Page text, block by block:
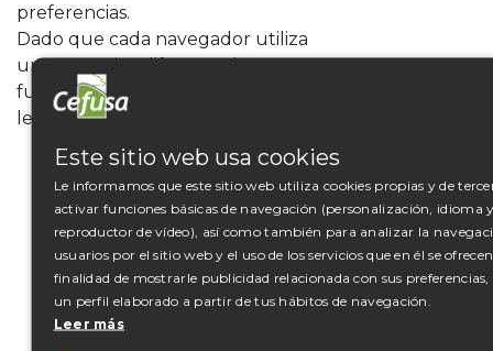
preferencias.
Dado que cada navegador utiliza
una operativa diferente, la
función ayuda de su navegador
le indicará como hacerlo
Internet Explorer:
windows.microsoft.com/es-
xl/internet-explorer/delete-
manage-cookies#ie=»ie-10″
FireFox:
support.mozilla.org/es/kb/Borrar%20cookies
Chrome:
Este sitio web usa cookies
Le informamos que este sitio web utiliza cookies propias y de
activar funciones básicas de navegación (personalización, idioma
reproductor de vídeo), así como también para analizar la
usuarios por el sitio web y el uso de los servicios que en él se
finalidad de mostrarle publicidad relacionada con sus preferencias,
un perfil elaborado a partir de tus hábitos de navegación.
Leer más